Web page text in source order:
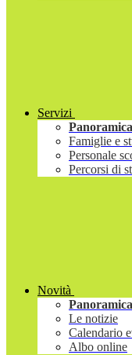
Servizi
Panoramica
Famiglie e
Personale
Percorsi di
Novità
Panoramica
Le notizie
Calendario
Albo online